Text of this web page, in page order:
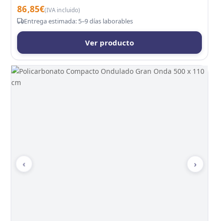
86,85€(IVA incluido)
Entrega estimada: 5–9 días laborables
Ver producto
‹ ›